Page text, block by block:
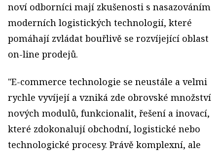
noví odborníci mají zkušenosti s nasazováním
moderních logistických technologií, které
pomáhají zvládat bouřlivě se rozvíjející oblast
on-line prodejů.
"E-commerce technologie se neustále a velmi
rychle vyvíjejí a vzniká zde obrovské množství
nových modulů, funkcionalit, řešení a inovací,
které zdokonalují obchodní, logistické nebo
technologické procesy. Právě komplexní, ale